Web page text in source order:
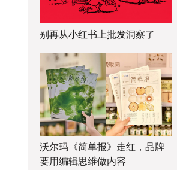
别再从小红书上批发洞察了
沃尔玛《简单报》走红，品牌
要用编辑思维做内容